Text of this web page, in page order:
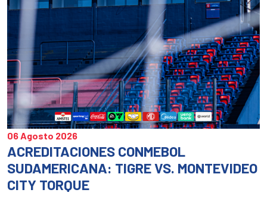
06 Agosto 2026
ACREDITACIONES CONMEBOL
SUDAMERICANA: TIGRE VS. MONTEVIDEO
CITY TORQUE